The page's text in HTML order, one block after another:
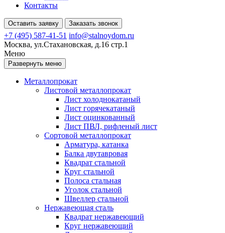
Контакты
Оставить заявку Заказать звонок
+7 (495) 587-41-51 info@stalnoydom.ru
Москва, ул.Стахановская, д.16 стр.1
Меню
Развернуть меню
Металлопрокат
Листовой металлопрокат
Лист холоднокатаный
Лист горячекатаный
Лист оцинкованный
Лист ПВЛ, рифленый лист
Сортовой металлопрокат
Арматура, катанка
Балка двутавровая
Квадрат стальной
Круг стальной
Полоса стальная
Уголок стальной
Швеллер стальной
Нержавеющая сталь
Квадрат нержавеющий
Круг нержавеющий